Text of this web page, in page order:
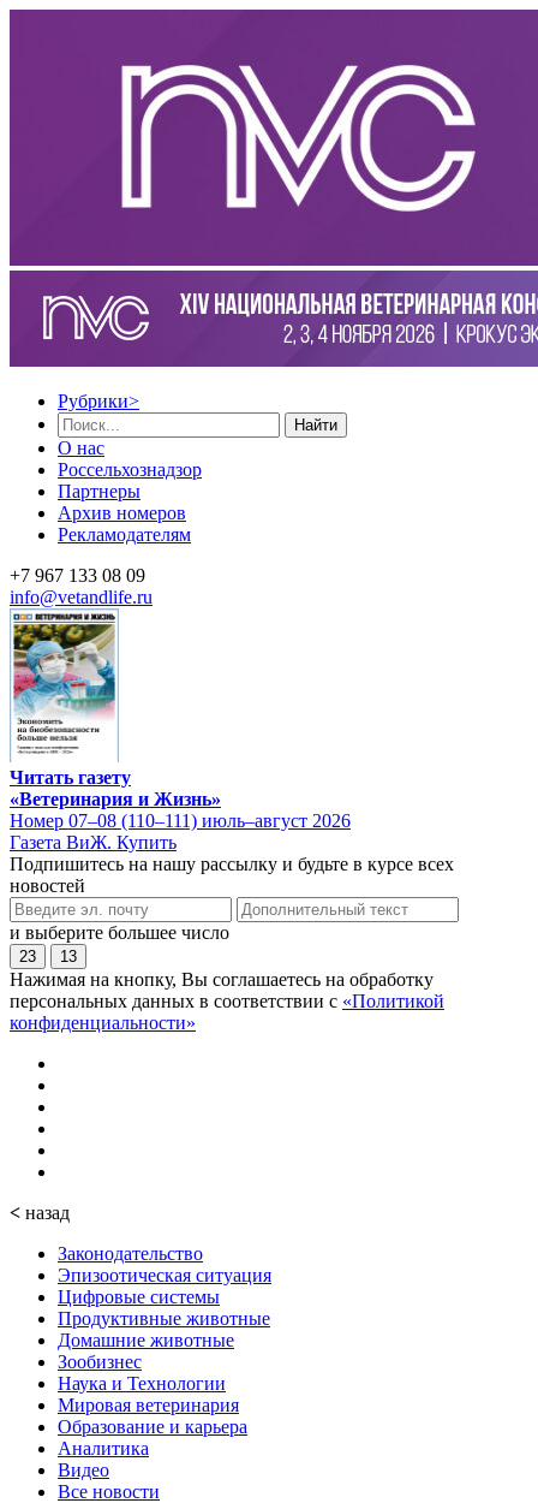
Рубрики>
Найти
О нас
Россельхознадзор
Партнеры
Архив номеров
Рекламодателям
+7 967 133 08 09
info@vetandlife.ru
Читать газету
«Ветеринария и Жизнь»
Номер 07–08 (110–111) июль–август 2026
Газета ВиЖ. Купить
Подпишитесь на нашу рассылку и будьте в курсе всех
новостей
и выберите большее число
23 13
Нажимая на кнопку, Вы соглашаетесь на обработку
персональных данных в соответствии с «Политикой
конфиденциальности»
< назад
Законодательство
Эпизоотическая ситуация
Цифровые системы
Продуктивные животные
Домашние животные
Зообизнес
Наука и Технологии
Мировая ветеринария
Образование и карьера
Аналитика
Видео
Все новости